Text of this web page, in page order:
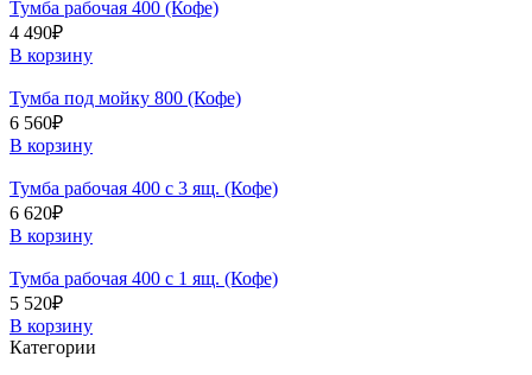
Тумба рабочая 400 (Кофе)
4 490₽
В корзину
Тумба под мойку 800 (Кофе)
6 560₽
В корзину
Тумба рабочая 400 с 3 ящ. (Кофе)
6 620₽
В корзину
Тумба рабочая 400 с 1 ящ. (Кофе)
5 520₽
В корзину
Категории